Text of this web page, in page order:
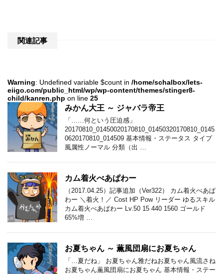
関連記事
Warning: Undefined variable $count in /home/schalbox/lets-
eiigo.com/public_html/wp/wp-content/themes/stinger8-
child/kanren.php on line 25
みかん大王 ～ ジャバラ帝王
「……何という圧迫感」
20170810_01450020170810_01450320170810_0145
0620170810_014509 基本情報・ステータス タイプ
風属性ノーマル 分類（出 …
カム着火べあぱわー
（2017.04.25）記事追加（Ver322） カム着火べあぱ
わー ＼着火！／ Cost HP Pow リーダー ゆるスキル
カム着火べあぱわー Lv.50 15 440 1560 ゴールド
65%増 …
お夏ちゃん ～ 薫風団扇にお夏ちゃん
「…夏だね」 お夏ちゃん雅だねお夏ちゃん風流さね
お夏ちゃん薫風団扇にお夏ちゃん 基本情報・ステー